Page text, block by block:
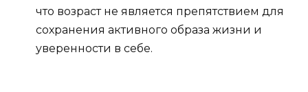
что возраст не является препятствием для
сохранения активного образа жизни и
уверенности в себе.